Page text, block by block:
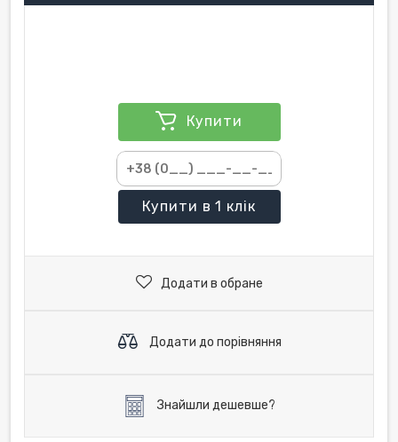
Купити
Купити в 1 клік
Додати в обране
Додати до порівняння
Знайшли дешевше?